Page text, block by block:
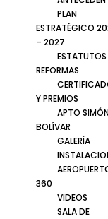
PLAN
ESTRATÉGICO
– 2027
ESTATUTOS
REFORMAS
Y PREMIOS
APTO
BOLÍVAR
GALERÍA
360
VIDEOS
SALA DE